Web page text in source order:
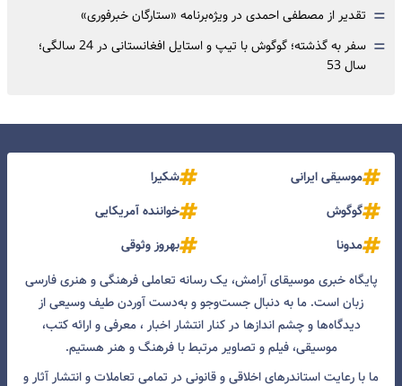
= تقدیر از مصطفی احمدی در ویژه‌برنامه «ستارگان خبرفوری»
=
سفر به گذشته؛ گوگوش با تیپ و استایل افغانستانی در 24 سالگی؛
سال 53
موسیقی ایرانی
شکیرا
گوگوش
خواننده آمریکایی
مدونا
بهروز وثوقی
پایگاه خبری موسیقای آرامش، یک رسانه تعاملی فرهنگی و هنری فارسی
زبان است. ما به دنبال جست‌و‌جو و به‌دست آوردن طیف وسیعی از
دیدگاه‌ها و چشم انداز‌ها در کنار انتشار اخبار ، معرفی و ارائه کتب،
موسیقی، فیلم و تصاویر مرتبط با فرهنگ و هنر هستیم.
ما با رعایت استاندرهای اخلاقی و قانونی در تمامی تعاملات و انتشار آثار و